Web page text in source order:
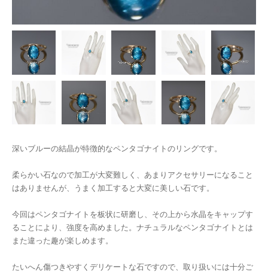
深いブルーの結晶が特徴的なペンタゴナイトのリングです。
柔らかい石なので加工が大変難しく、あまりアクセサリーになること
はありませんが、うまく加工すると大変に美しい石です。
今回はペンタゴナイトを板状に研磨し、その上から水晶をキャップす
ることにより、強度を高めました。ナチュラルなペンタゴナイトとは
また違った趣が楽しめます。
たいへん傷つきやすくデリケートな石ですので、取り扱いには十分ご